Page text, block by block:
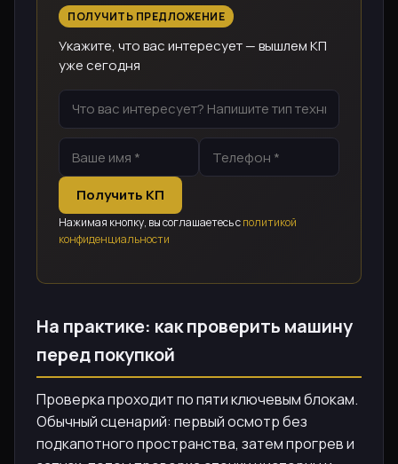
ПОЛУЧИТЬ ПРЕДЛОЖЕНИЕ
Укажите, что вас интересует — вышлем КП
уже сегодня
Получить КП
Нажимая кнопку, вы соглашаетесь сполитикой
конфиденциальности
На практике: как проверить машину
перед покупкой
Проверка проходит по пяти ключевым блокам.
Обычный сценарий: первый осмотр без
подкапотного пространства, затем прогрев и